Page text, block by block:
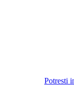
Potresti